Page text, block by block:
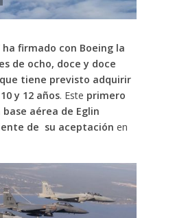
ha firmado con Boeing la
de ocho, doce y doce
que tiene previsto adquirir
y 12 años. Este primero
aérea de Eglin
de su aceptación en